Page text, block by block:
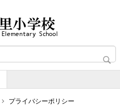
プライバシーポリシー